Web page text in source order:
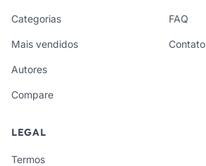
Categorias
Mais vendidos
Autores
Compare
FAQ
Contato
LEGAL
Termos